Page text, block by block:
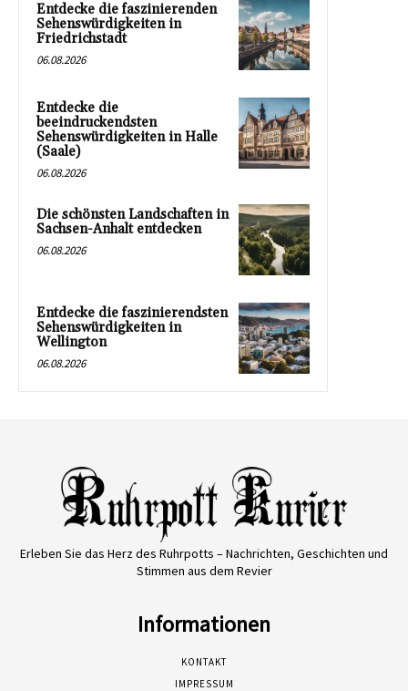
Entdecke die faszinierenden
Sehenswürdigkeiten in
Friedrichstadt
06.08.2026
Entdecke die
beeindruckendsten
Sehenswürdigkeiten in Halle
(Saale)
06.08.2026
Die schönsten Landschaften in
Sachsen-Anhalt entdecken
06.08.2026
Entdecke die faszinierendsten
Sehenswürdigkeiten in
Wellington
06.08.2026
Erleben Sie das Herz des Ruhrpotts – Nachrichten, Geschichten und
Stimmen aus dem Revier
Informationen
KONTAKT
IMPRESSUM